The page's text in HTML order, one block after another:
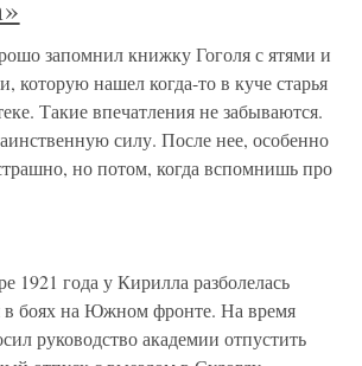
запомнил книжку Гоголя с ятями и
которую нашел когда-то в куче старья
Такие впечатления не забываются.
силу. После нее, особенно
но потом, когда вспомнишь про
1921 года у Кирилла разболелась
в боях на Южном фронте. На время
руководство академии отпустить